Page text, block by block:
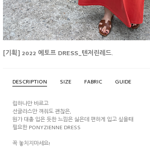
[기획] 2022 에토프 DRESS_텐저린레드.
DESCRIPTION SIZE FABRIC GUIDE
립하나만 바르고
선글라스만 껴줘도 괜찮은,
뭔가 대충 입은 듯한 느낌은 싫은데 편하게 입고 싶을때
필요한 PONYZIENNE DRESS
꼭 놓치지마세요!